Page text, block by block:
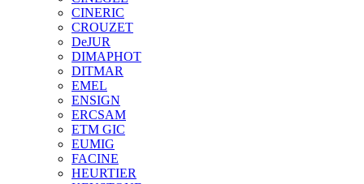
CINERIC
CROUZET
DeJUR
DIMAPHOT
DITMAR
EMEL
ENSIGN
ERCSAM
ETM GIC
EUMIG
FACINE
HEURTIER